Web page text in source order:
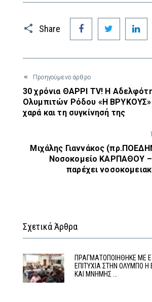
Share
Facebook Twitter
Προηγούμενο άρθρο
30 χρόνια ΘΑΡΡΙ TV! Η
Ολυμπιτών Ρόδου «Η ΒΡΥΚΟΥΣ»
χαρά και τη συγκίνησή της
Μιχάλης Γιαννάκος
Νοσοκομείο ΚΑΡΠΑΘΟΥ –
παρέχει
Σχετικά Άρθρα
ΠΡΑΓΜΑΤΟΠΟΙΗΘΗΚΕ ΜΕ
ΕΠΙΤΥΧΙΑ ΣΤΗΝ ΟΛΥΜΠΟ Η
ΚΑΙ ΜΝΗΜΗΣ …